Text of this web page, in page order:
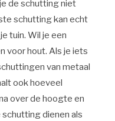
de schutting niet
schutting kan echt
tuin. Wil je een
voor hout. Als je iets
van metaal
ook hoeveel
over de hoogte en
schutting dienen als